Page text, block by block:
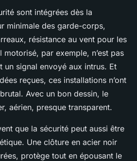
sont intégrées dès la
minimale des garde-corps,
résistance au vent pour les
par exemple, n’est pas
un signal envoyé aux intrus. Et
reçues, ces installations n’ont
Avec un bon dessin, le
aérien, presque transparent.
que la sécurité peut aussi être
Une clôture en acier noir
protège tout en épousant le